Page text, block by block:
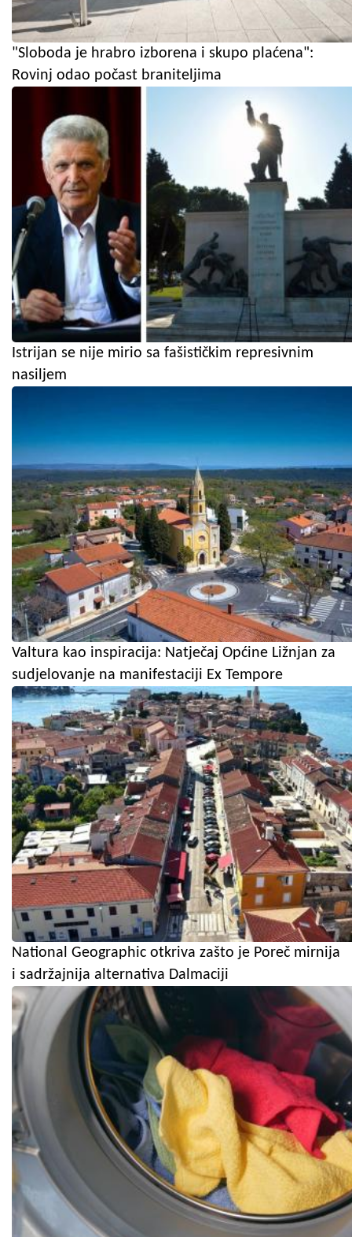
"Sloboda je hrabro izborena i skupo plaćena":
Rovinj odao počast braniteljima
Istrijan se nije mirio sa fašističkim represivnim
nasiljem
Valtura kao inspiracija: Natječaj Općine Ližnjan za
sudjelovanje na manifestaciji Ex Tempore
National Geographic otkriva zašto je Poreč mirnija
i sadržajnija alternativa Dalmaciji